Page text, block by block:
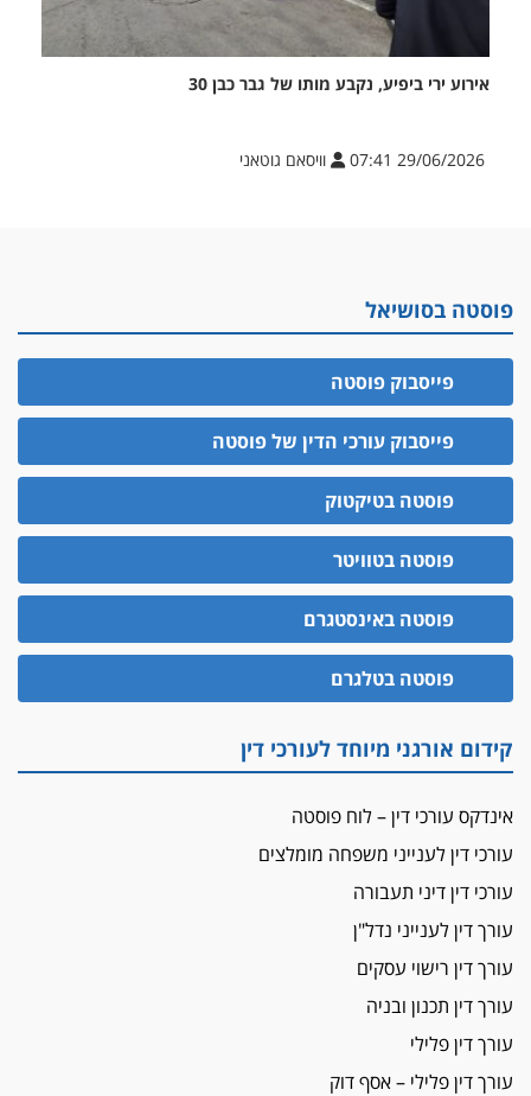
אירוע ירי ביפיע, נקבע מותו של גבר כבן 30
29/06/2026 07:41 וויסאם גוטאני
פוסטה בסושיאל
פייסבוק פוסטה
פייסבוק עורכי הדין של פוסטה
פוסטה בטיקטוק
פוסטה בטוויטר
פוסטה באינסטגרם
פוסטה בטלגרם
קידום אורגני מיוחד לעורכי דין
אינדקס עורכי דין – לוח פוסטה
עורכי דין לענייני משפחה מומלצים
עורכי דין דיני תעבורה
עורך דין לענייני נדל"ן
עורך דין רישוי עסקים
עורך דין תכנון ובניה
עורך דין פלילי
עורך דין פלילי – אסף דוק